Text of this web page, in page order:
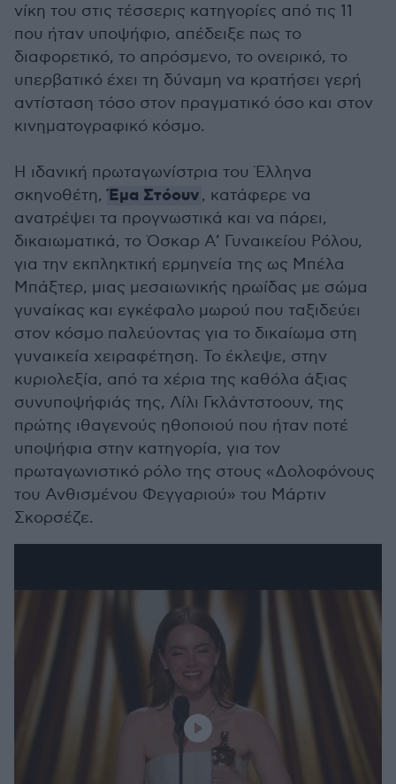
νίκη του στις τέσσερις κατηγορίες από τις 11
που ήταν υποψήφιο, απέδειξε πως το
διαφορετικό, το απρόσμενο, το ονειρικό, το
υπερβατικό έχει τη δύναμη να κρατήσει γερή
αντίσταση τόσο στον πραγματικό όσο και στον
κινηματογραφικό κόσμο.
Η ιδανική πρωταγωνίστρια του Έλληνα
σκηνοθέτη,Έμα Στόουν, κατάφερε να
ανατρέψει τα προγνωστικά και να πάρει,
δικαιωματικά, το Όσκαρ Α’ Γυναικείου Ρόλου,
για την εκπληκτική ερμηνεία της ως Μπέλα
Μπάξτερ, μιας μεσαιωνικής ηρωίδας με σώμα
γυναίκας και εγκέφαλο μωρού που ταξιδεύει
στον κόσμο παλεύοντας για το δικαίωμα στη
γυναικεία χειραφέτηση. Το έκλεψε, στην
κυριολεξία, από τα χέρια της καθόλα άξιας
συνυποψήφιάς της, Λίλι Γκλάντστοουν, της
πρώτης ιθαγενούς ηθοποιού που ήταν ποτέ
υποψήφια στην κατηγορία, για τον
πρωταγωνιστικό ρόλο της στους «Δολοφόνους
του Ανθισμένου Φεγγαριού» του Μάρτιν
Σκορσέζε.